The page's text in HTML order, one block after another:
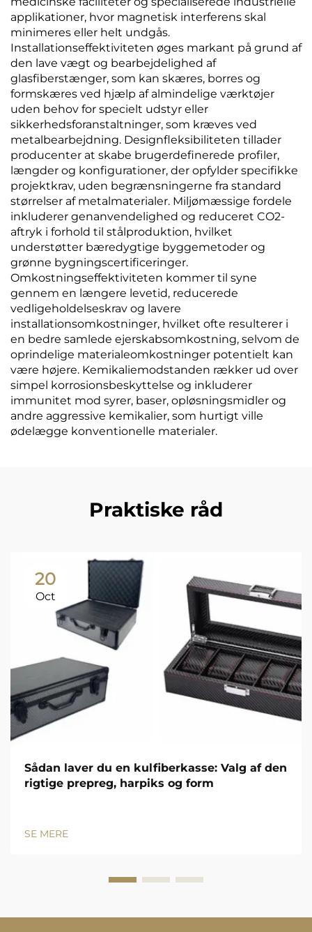
applikationer, hvor magnetisk interferens skal
minimeres eller helt undgås.
Installationseffektiviteten øges markant på grund af
den lave vægt og bearbejdelighed af
glasfiberstænger, som kan skæres, borres og
formskæres ved hjælp af almindelige værktøjer
uden behov for specielt udstyr eller
sikkerhedsforanstaltninger, som kræves ved
metalbearbejdning. Designfleksibiliteten tillader
producenter at skabe brugerdefinerede profiler,
længder og konfigurationer, der opfylder specifikke
projektkrav, uden begrænsningerne fra standard
størrelser af metalmaterialer. Miljømæssige fordele
inkluderer genanvendelighed og reduceret CO2-
aftryk i forhold til stålproduktion, hvilket
understøtter bæredygtige byggemetoder og
grønne bygningscertificeringer.
Omkostningseffektiviteten kommer til syne
gennem en længere levetid, reducerede
vedligeholdelseskrav og lavere
installationsomkostninger, hvilket ofte resulterer i
en bedre samlede ejerskabsomkostning, selvom de
oprindelige materialeomkostninger potentielt kan
være højere. Kemikaliemodstanden rækker ud over
simpel korrosionsbeskyttelse og inkluderer
immunitet mod syrer, baser, opløsningsmidler og
andre aggressive kemikalier, som hurtigt ville
ødelægge konventionelle materialer.
Praktiske råd
20
Oct
Sådan laver du en kulfiberkasse: Valg af den
rigtige prepreg, harpiks og form
SE MERE